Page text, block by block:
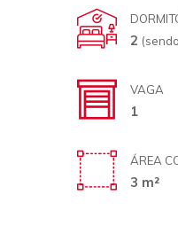
2
VAGA
1
ÁREA
3 m²